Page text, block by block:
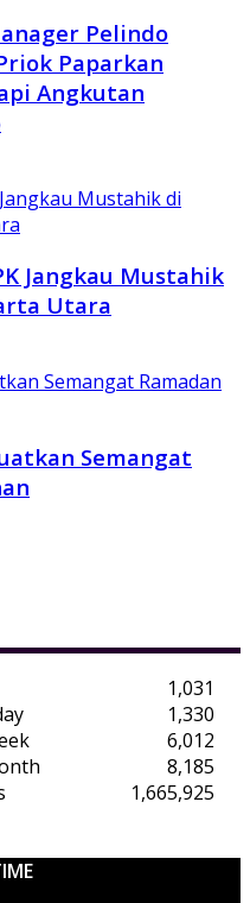
Pelindo
Paparkan
Angkutan
Jangkau Mustahik
Utara
Semangat
1,031
1,330
6,012
8,185
1,665,925